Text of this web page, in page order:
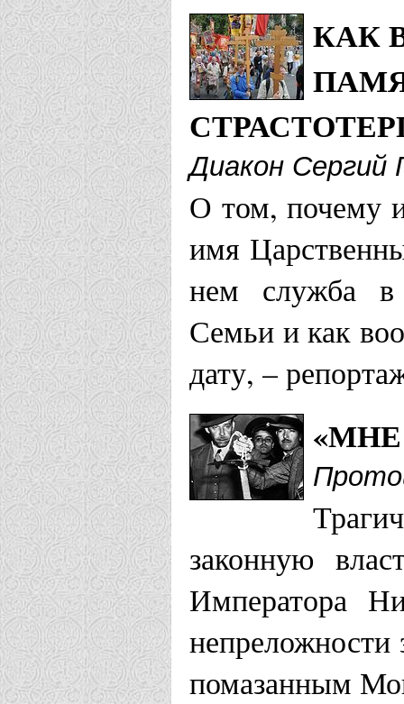
КАК
Диакон Сергий
О том, почему
имя
нем служба в
Семьи и как
дату, –
законную
Императора
непреложности
помазанным